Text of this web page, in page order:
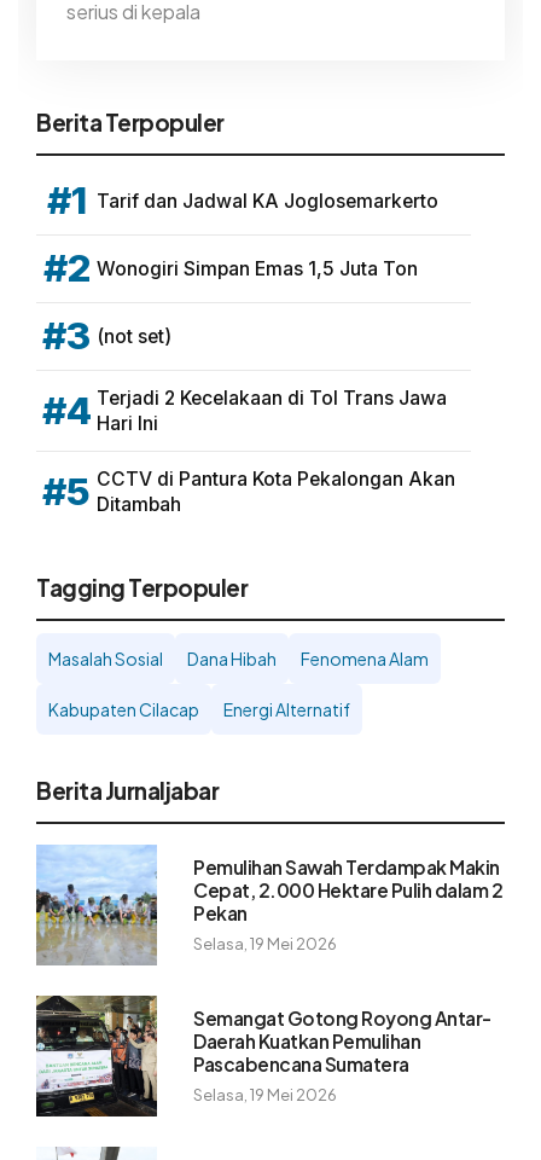
serius di kepala
Berita Terpopuler
#1 Tarif dan Jadwal KA Joglosemarkerto
#2 Wonogiri Simpan Emas 1,5 Juta Ton
#3 (not set)
#4 Terjadi 2 Kecelakaan di Tol Trans Jawa
Hari Ini
#5 CCTV di Pantura Kota Pekalongan Akan
Ditambah
Tagging Terpopuler
Masalah Sosial Dana Hibah Fenomena Alam
Kabupaten Cilacap Energi Alternatif
Berita Jurnaljabar
Pemulihan Sawah Terdampak Makin
Cepat, 2.000 Hektare Pulih dalam 2
Pekan
Selasa, 19 Mei 2026
Semangat Gotong Royong Antar-
Daerah Kuatkan Pemulihan
Pascabencana Sumatera
Selasa, 19 Mei 2026